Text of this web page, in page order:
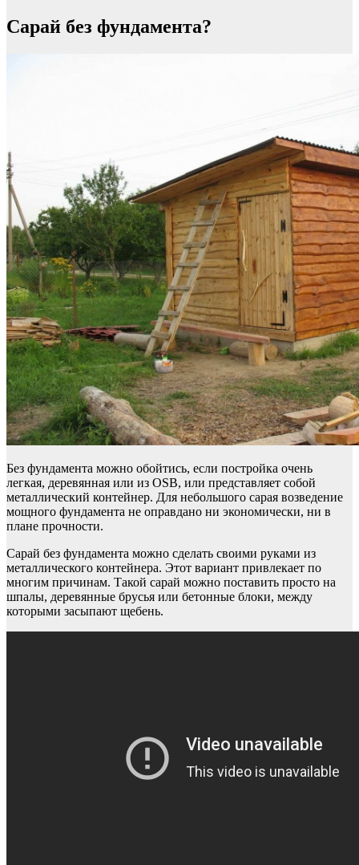
Сарай без фундамента?
Без фундамента можно обойтись, если постройка очень
легкая, деревянная или из OSB, или представляет собой
металлический контейнер. Для небольшого сарая возведение
мощного фундамента не оправдано ни экономически, ни в
плане прочности.
Сарай без фундамента можно сделать своими руками из
металлического контейнера. Этот вариант привлекает по
многим причинам. Такой сарай можно поставить просто на
шпалы, деревянные брусья или бетонные блоки, между
которыми засыпают щебень.